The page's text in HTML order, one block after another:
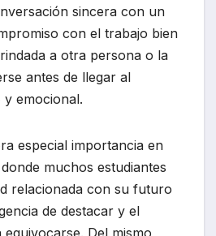
sincera con un
con el trabajo bien
a otra persona o la
antes de llegar al
emocional.
especial importancia en
muchos estudiantes
relacionada con su futuro
de destacar y el